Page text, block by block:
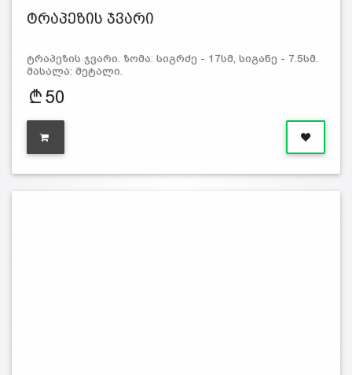
ტრაპეზის ჯვარი
ტრაპეზის ჯვარი. ზომა: სიგრძე - 17სმ, სიგანე - 7.5სმ.
მასალა: მეტალი.
50